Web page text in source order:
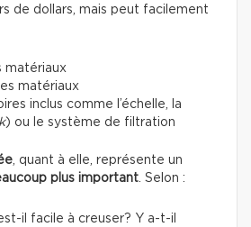
de dollars, mais peut facilement
matériaux
matériaux
inclus comme l’échelle, la
) ou le système de filtration
, quant à elle, représente un
plus important. Selon :
il facile à creuser? Y a-t-il